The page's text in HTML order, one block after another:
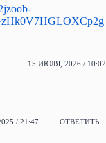
15 ИЮЛЯ, 2026 / 10:02
/ 21:47 ОТВЕТИТЬ